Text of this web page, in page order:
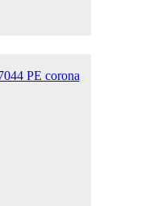
PE corona